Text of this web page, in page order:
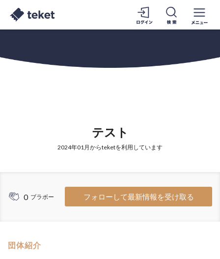
テスト
2024年01月からteketを利用しています
0 ブラボー フォローして最新情報を受け取る
団体紹介